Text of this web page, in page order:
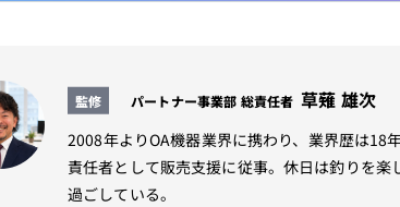
監修 パートナー事業部 総責任者 草薙 雄次
2008年よりOA機器業界に携わり、業界歴は18
責任者として販売支援に従事。休日は釣りを
過ごしている。